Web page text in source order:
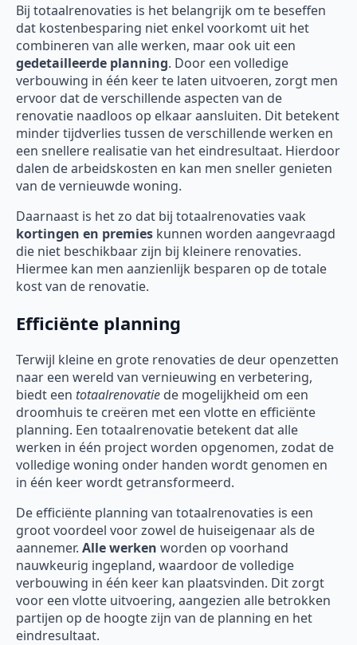
Bij totaalrenovaties is het belangrijk om te beseffen
dat kostenbesparing niet enkel voorkomt uit het
combineren van alle werken, maar ook uit een
gedetailleerde planning. Door een volledige
verbouwing in één keer te laten uitvoeren, zorgt men
ervoor dat de verschillende aspecten van de
renovatie naadloos op elkaar aansluiten. Dit betekent
minder tijdverlies tussen de verschillende werken en
een snellere realisatie van het eindresultaat. Hierdoor
dalen de arbeidskosten en kan men sneller genieten
van de vernieuwde woning.
Daarnaast is het zo dat bij totaalrenovaties vaak
kortingen en premies kunnen worden aangevraagd
die niet beschikbaar zijn bij kleinere renovaties.
Hiermee kan men aanzienlijk besparen op de totale
kost van de renovatie.
Efficiënte planning
Terwijl kleine en grote renovaties de deur openzetten
naar een wereld van vernieuwing en verbetering,
biedt een totaalrenovatie de mogelijkheid om een
droomhuis te creëren met een vlotte en efficiënte
planning. Een totaalrenovatie betekent dat alle
werken in één project worden opgenomen, zodat de
volledige woning onder handen wordt genomen en
in één keer wordt getransformeerd.
De efficiënte planning van totaalrenovaties is een
groot voordeel voor zowel de huiseigenaar als de
aannemer. Alle werken worden op voorhand
nauwkeurig ingepland, waardoor de volledige
verbouwing in één keer kan plaatsvinden. Dit zorgt
voor een vlotte uitvoering, aangezien alle betrokken
partijen op de hoogte zijn van de planning en het
eindresultaat.